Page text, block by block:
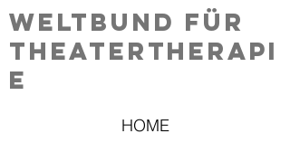
Weltbund für
Theatertherapi
e
HOME